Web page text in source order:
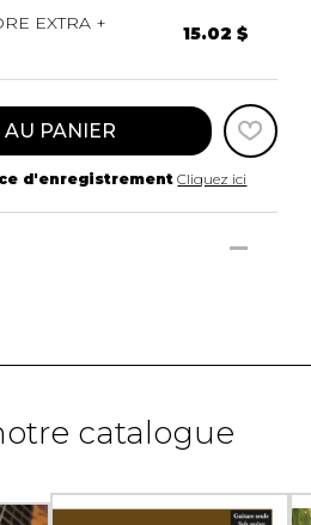
EXTRA +
15.02 $
PANIER
d'enregistrement Cliquez ici
catalogue